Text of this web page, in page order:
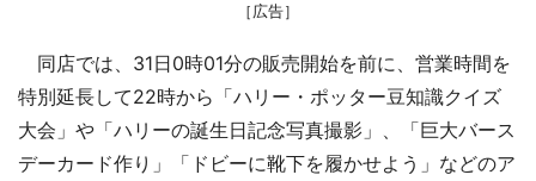
［広告］
同店では、31日0時01分の販売開始を前に、営業時間を
特別延長して22時から「ハリー・ポッター豆知識クイズ
大会」や「ハリーの誕生日記念写真撮影」、「巨大バース
デーカード作り」「ドビーに靴下を履かせよう」などのア